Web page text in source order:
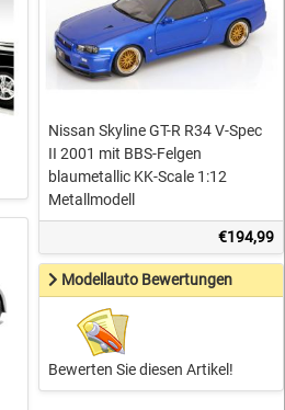
Nissan Skyline GT-R R34 V-Spec
II 2001 mit BBS-Felgen
blaumetallic KK-Scale 1:12
Metallmodell
€194,99
Modellauto Bewertungen
Bewerten Sie diesen Artikel!